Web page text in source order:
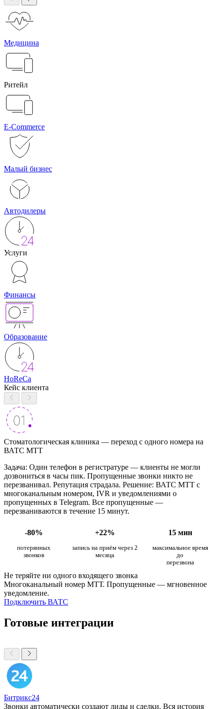
Медицина
Ритейл
E-Commerce
Малый бизнес
Автодилеры
Услуги
Финансы
Образование
HoReCa
Кейс клиента
Стоматологическая клиника — переход с одного номера на
ВАТС МТТ
Задача: Один телефон в регистратуре — клиенты не могли
дозвониться в часы пик. Пропущенные звонки никто не
перезванивал. Репутация страдала. Решение: ВАТС МТТ с
многоканальным номером, IVR и уведомлениями о
пропущенных в Telegram. Все пропущенные —
перезваниваются в течение 15 минут.
-80% +22% 15 мин
потерянных
звонков
запись на приём через 2
месяца
максимальное время
до
перезвона
Не теряйте ни одного входящего звонка
Многоканальный номер МТТ. Пропущенные — мгновенное
уведомление.
Подключить ВАТС
Готовые интеграции
Битрикс24
Звонки автоматически создают лиды и сделки. Вся история